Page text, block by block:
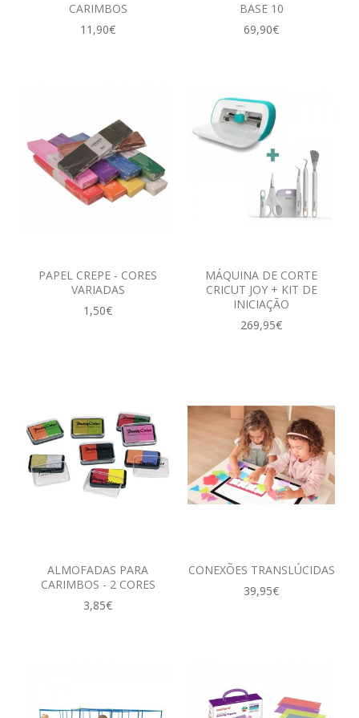
CARIMBOS
11,90€
BASE 10
69,90€
PAPEL CREPE - CORES
VARIADAS
1,50€
MÁQUINA DE CORTE
CRICUT JOY + KIT DE
INICIAÇÃO
269,95€
ALMOFADAS PARA
CARIMBOS - 2 CORES
3,85€
CONEXÕES TRANSLÚCIDAS
39,95€